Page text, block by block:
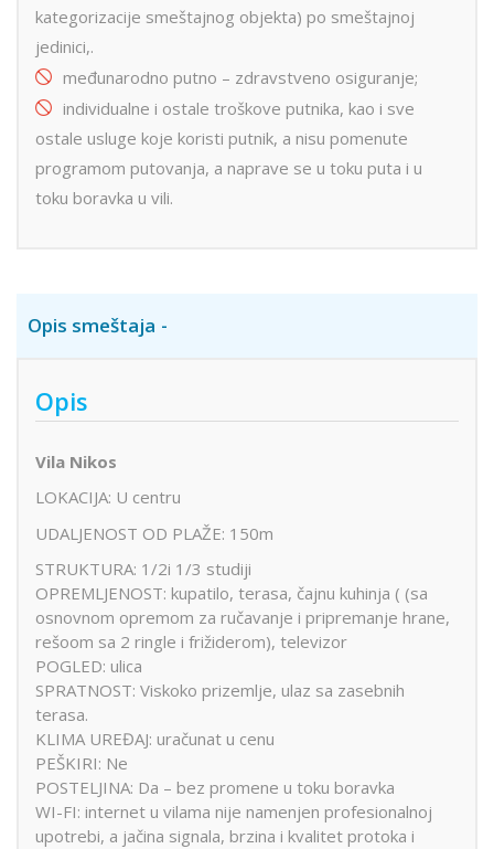
kategorizacije smeštajnog objekta) po smeštajnoj
jedinici,.
međunarodno putno – zdravstveno osiguranje;
individualne i ostale troškove putnika, kao i sve
ostale usluge koje koristi putnik, a nisu pomenute
programom putovanja, a naprave se u toku puta i u
toku boravka u vili.
Opis smeštaja
Opis
Vila Nikos
LOKACIJA: U centru
UDALJENOST OD PLAŽE: 150m
STRUKTURA: 1/2i 1/3 studiji
OPREMLJENOST: kupatilo, terasa, čajnu kuhinja ( (sa
osnovnom opremom za ručavanje i pripremanje hrane,
rešoom sa 2 ringle i frižiderom), televizor
POGLED: ulica
SPRATNOST: Viskoko prizemlje, ulaz sa zasebnih
terasa.
KLIMA UREĐAJ: uračunat u cenu
PEŠKIRI: Ne
POSTELJINA: Da – bez promene u toku boravka
WI-FI: internet u vilama nije namenjen profesionalnoj
upotrebi, a jačina signala, brzina i kvalitet protoka i